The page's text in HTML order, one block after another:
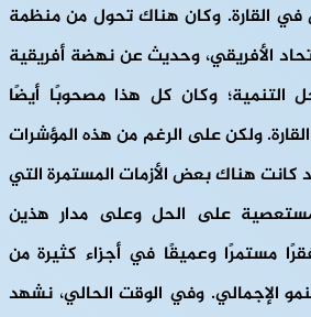
في القارة. وكان هناك تحول من منظمة
الأفريقي، وحديث عن نهضة أفريقية
التنمية؛ وكان كل هذا مصحوبًا أيضًا
ولكن على الرغم من هذه المؤشرات
كانت هناك بعض الأزمات المستمرة التي
على الحل وعلى مدار هذين
مستمرًا وعميقًا في أجزاء كثيرة من
الإجمالي. وفي الوقت الحالي، نشهد